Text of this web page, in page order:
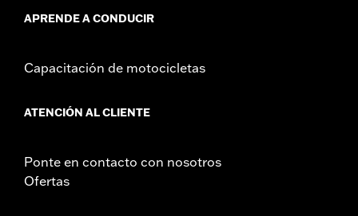
APRENDE A CONDUCIR
Capacitación de motocicletas
ATENCIÓN AL CLIENTE
Ponte en contacto con nosotros
Ofertas